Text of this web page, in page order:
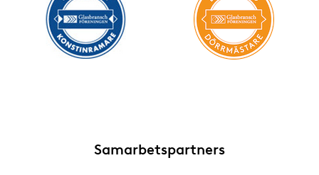
Samarbetspartners